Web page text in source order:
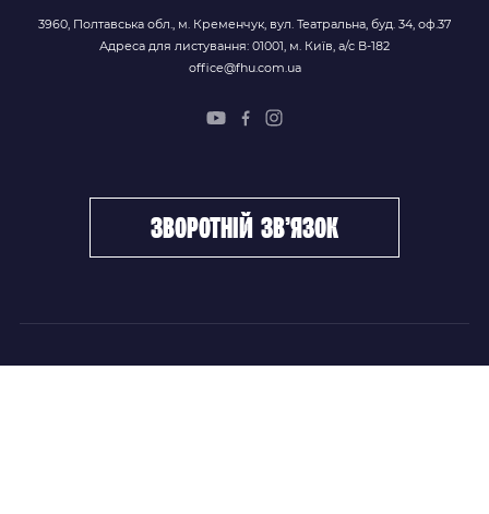
3960, Полтавська обл., м. Кременчук, вул. Театральна, буд. 34, оф.37
Адреса для листування: 01001, м. Київ, а/с В-182
office@fhu.com.ua
зворотній зв’язок